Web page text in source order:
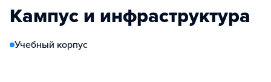
Кампус и инфраструктура
Учебный корпус